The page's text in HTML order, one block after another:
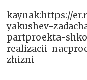
kaynak:https://
yakushev-
partproekta-
realizacii-
zhizni